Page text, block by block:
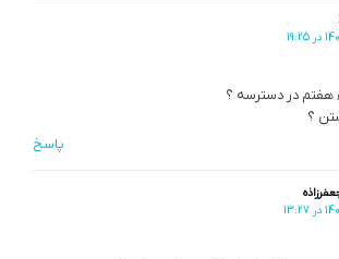
هفتم در دسترسه ؟
؟
پاسخ